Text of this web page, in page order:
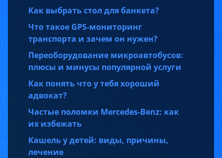
Как выбрать стол для банкета?
Что такое GPS-мониторинг
транспорта и зачем он нужен?
Переоборудование микроавтобусов:
плюсы и минусы популярной услуги
Как понять что у тебя хороший
адвокат?
Частые поломки Mercedes-Benz: как
их избежать
Кашель у детей: виды, причины,
лечение